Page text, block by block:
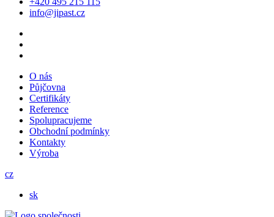
info@jipast.cz
O nás
Půjčovna
Certifikáty
Reference
Spolupracujeme
Obchodní podmínky
Kontakty
Výroba
cz
sk